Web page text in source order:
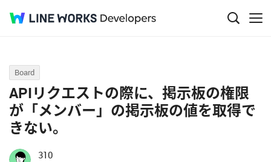
Q&A
Board
APIリクエストの際に、掲示板の権限
が「メンバー」の掲示板の値を取得で
きない。
310